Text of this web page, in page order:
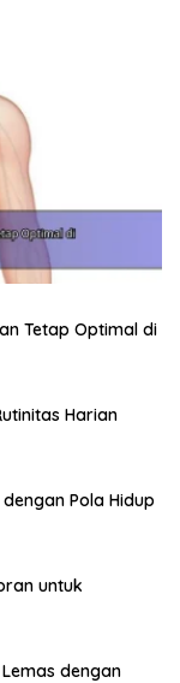
Tetap Optimal di
Harian
Pola Hidup
untuk
dengan